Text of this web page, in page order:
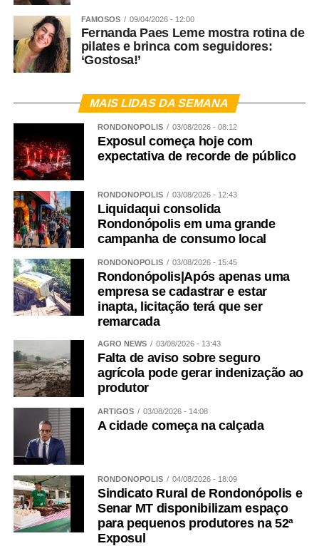
FAMOSOS 09/04/2026 - 12:00
Fernanda Paes Leme mostra rotina de
pilates e brinca com seguidores:
‘Gostosa!’
MAIS LIDAS DA SEMANA
RONDONÓPOLIS 03/08/2026 - 08:12
Exposul começa hoje com
expectativa de recorde de público
RONDONÓPOLIS 03/08/2026 - 12:43
Liquidaqui consolida
Rondonópolis em uma grande
campanha de consumo local
RONDONÓPOLIS 03/08/2026 - 15:45
Rondonópolis|Após apenas uma
empresa se cadastrar e estar
inapta, licitação terá que ser
remarcada
AGRO NEWS 03/08/2026 - 13:43
Falta de aviso sobre seguro
agrícola pode gerar indenização ao
produtor
ARTIGOS 03/08/2026 - 14:08
A cidade começa na calçada
RONDONÓPOLIS 04/08/2026 - 18:09
Sindicato Rural de Rondonópolis e
Senar MT disponibilizam espaço
para pequenos produtores na 52ª
Exposul